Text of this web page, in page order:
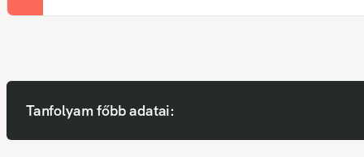
Tanfolyam főbb adatai: